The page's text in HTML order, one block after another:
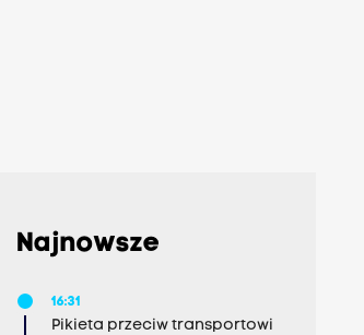
Najnowsze
16:31
Pikieta przeciw transportowi